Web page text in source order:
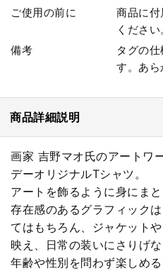
ご使用の前に
商品に
ください
備考
タグの
す。あら
商品詳細説明
画家 吉野マオ氏のアートワ
デーオリジナルTシャツ。
アートを飾るように身にま
存在感のあるグラフィック
てはもちろん、ジャケット
映え、日常の装いにさりげ
年齢や性別を問わず楽しめ